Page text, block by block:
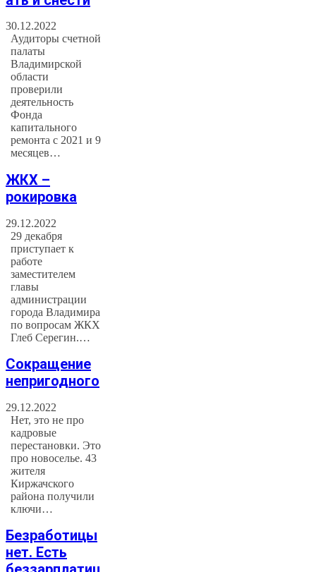
30.12.2022
Аудиторы счетной
палаты
Владимирской
области
проверили
деятельность
Фонда
капитального
ремонта с 2021 и 9
месяцев…
ЖКХ –
рокировка
29.12.2022
29 декабря
приступает к
работе
заместителем
главы
администрации
города Владимира
по вопросам ЖКХ
Глеб Серегин.…
Сокращение
непригодного
29.12.2022
Нет, это не про
кадровые
перестановки. Это
про новоселье. 43
жителя
Киржачского
района получили
ключи…
Безработицы
нет. Есть